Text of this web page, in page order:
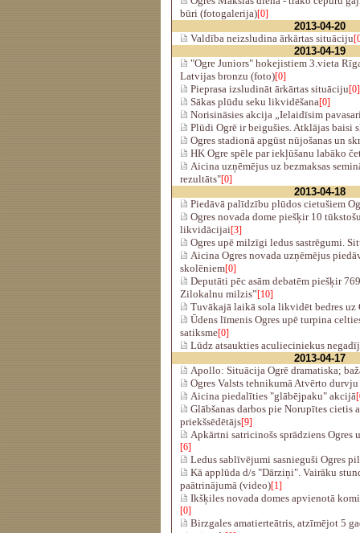
būri (fotogalerija)[0]
2013-04-20
Valdība neizsludina ārkārtas situāciju
2013-04-19
"Ogre Juniors" hokejistiem 3.vieta
Latvijas bronzu (foto)[0]
Pieprasa izsludināt ārkārtas situāciju[0]
Sākas plūdu seku likvidēšana[0]
Norisināsies akcija „Ielaidīsim
Plūdi Ogrē ir beigušies. Atklājas baisi
Ogres stadionā apgūst nūjošanas un
HK Ogre spēle par iekļūšanu labāko
Aicina uzņēmējus uz bezmaksas
rezultāts"[0]
2013-04-18
Piedāvā palīdzību plūdos cietušiem
Ogres novada dome piešķir 10
likvidācijai[3]
Ogres upē milzīgi ledus sastrēgumi.
Aicina Ogres novada uzņēmējus
skolēniem[0]
Deputāti pēc asām debatēm piešķir
Zilokalnu milzis”[10]
Tuvākajā laikā sola likvidēt bedres uz
Ūdens līmenis Ogres upē turpina
satiksme[0]
Lūdz atsaukties aculieciniekus
2013-04-17
Apollo: Situācija Ogrē dramatiska;
Ogres Valsts tehnikumā Atvērto
Aicina piedalīties "glābējpaku" akcijā
Glābšanas darbos pie Norupītes cietis
priekšsēdētājs[9]
Apkārtni satricinošs sprādziens Ogres
[6]
Ledus sablīvējumi sasnieguši Ogres
Kā applūda d/s "Dārziņi". Vairāku
paātrinājumā (video)[1]
Ikšķiles novada domes apvienotā
[0]
Birzgales amatierteātris, atzīmējot 5